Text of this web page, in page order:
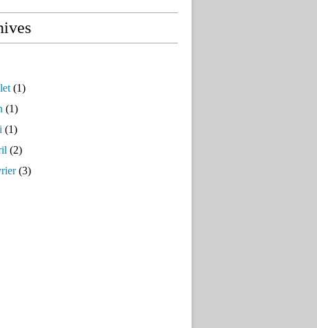
(1)
(1)
(1)
(2)
(3)